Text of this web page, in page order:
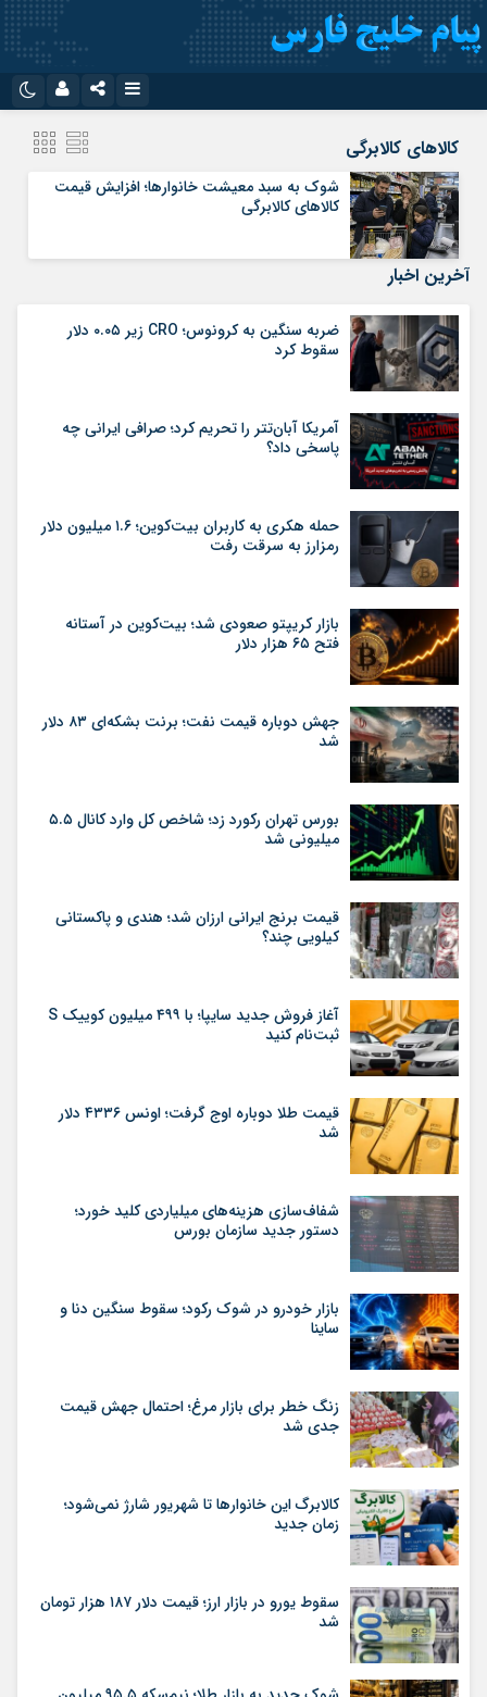
سروش
ایتا
آپارات
رمز عبور
کالاهای کالابرگی
شوک به سبد معیشت خانوارها؛ افزایش قیمت
کالاهای کالابرگی
آخرین اخبار
ضربه سنگین به کرونوس؛ CRO زیر ۰.۰۵ دلار
سقوط کرد
آمریکا آبان‌تتر را تحریم کرد؛ صرافی ایرانی چه
پاسخی داد؟
حمله هکری به کاربران بیت‌کوین؛ ۱.۶ میلیون دلار
رمزارز به سرقت رفت
بازار کریپتو صعودی شد؛ بیت‌کوین در آستانه
فتح ۶۵ هزار دلار
جهش دوباره قیمت نفت؛ برنت بشکه‌ای ۸۳ دلار
شد
بورس تهران رکورد زد؛ شاخص کل وارد کانال ۵.۵
میلیونی شد
قیمت برنج ایرانی ارزان شد؛ هندی و پاکستانی
کیلویی چند؟
آغاز فروش جدید سایپا؛ با ۴۹۹ میلیون کوییک S
ثبت‌نام کنید
قیمت طلا دوباره اوج گرفت؛ اونس ۴۳۳۶ دلار
شد
شفاف‌سازی هزینه‌های میلیاردی کلید خورد؛
دستور جدید سازمان بورس
بازار خودرو در شوک رکود؛ سقوط سنگین دنا و
ساینا
زنگ خطر برای بازار مرغ؛ احتمال جهش قیمت
جدی شد
کالابرگ این خانوارها تا شهریور شارژ نمی‌شود؛
زمان جدید
سقوط یورو در بازار ارز؛ قیمت دلار ۱۸۷ هزار تومان
شد